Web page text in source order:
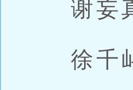
谢妄
徐千